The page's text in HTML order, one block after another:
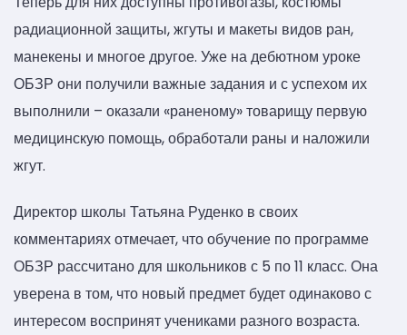
радиационной защиты, жгуты и макеты видов ран,
манекены и многое другое. Уже на дебютном уроке
ОБЗР они получили важные задания и с успехом их
выполнили – оказали «раненому» товарищу первую
медицинскую помощь, обработали раны и наложили
жгут.
Директор школы Татьяна Руденко в своих
комментариях отмечает, что обучение по программе
ОБЗР рассчитано для школьников с 5 по 11 класс. Она
уверена в том, что новый предмет будет одинаково с
интересом воспринят учениками разного возраста.